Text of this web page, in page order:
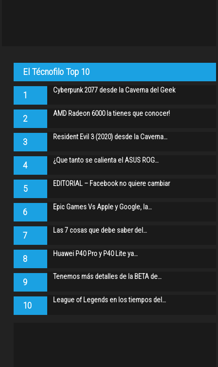
El Técnofilo Top 10
1 Cyberpunk 2077 desde la Caverna del Geek
2 AMD Radeon 6000 la tienes que conocer!
3 Resident Evil 3 (2020) desde la Caverna…
4 ¿Que tanto se calienta el ASUS ROG…
5 EDITORIAL – Facebook no quiere cambiar
6 Epic Games Vs Apple y Google, la…
7 Las 7 cosas que debe saber del…
8 Huawei P40 Pro y P40 Lite ya…
9 Tenemos más detalles de la BETA de…
10 League of Legends en los tiempos del…